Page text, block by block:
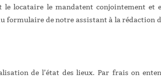
locataire le mandatent conjointement et
formulaire de notre assistant à la rédaction
de l’état des lieux. Par frais on